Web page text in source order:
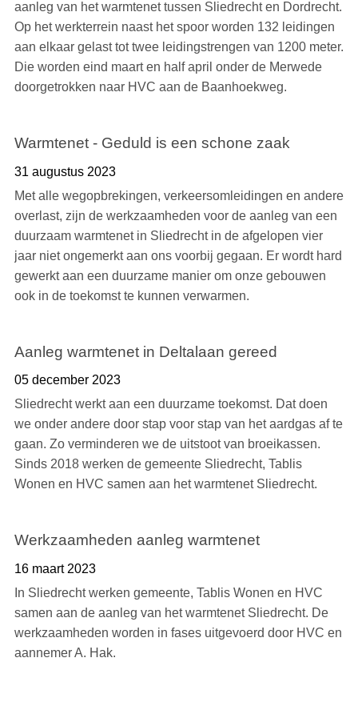
aanleg van het warmtenet tussen Sliedrecht en Dordrecht.
Op het werkterrein naast het spoor worden 132 leidingen
aan elkaar gelast tot twee leidingstrengen van 1200 meter.
Die worden eind maart en half april onder de Merwede
doorgetrokken naar HVC aan de Baanhoekweg.
Warmtenet - Geduld is een schone zaak
31 augustus 2023
Met alle wegopbrekingen, verkeersomleidingen en andere
overlast, zijn de werkzaamheden voor de aanleg van een
duurzaam warmtenet in Sliedrecht in de afgelopen vier
jaar niet ongemerkt aan ons voorbij gegaan. Er wordt hard
gewerkt aan een duurzame manier om onze gebouwen
ook in de toekomst te kunnen verwarmen.
Aanleg warmtenet in Deltalaan gereed
05 december 2023
Sliedrecht werkt aan een duurzame toekomst. Dat doen
we onder andere door stap voor stap van het aardgas af te
gaan. Zo verminderen we de uitstoot van broeikassen.
Sinds 2018 werken de gemeente Sliedrecht, Tablis
Wonen en HVC samen aan het warmtenet Sliedrecht.
Werkzaamheden aanleg warmtenet
16 maart 2023
In Sliedrecht werken gemeente, Tablis Wonen en HVC
samen aan de aanleg van het warmtenet Sliedrecht. De
werkzaamheden worden in fases uitgevoerd door HVC en
aannemer A. Hak.